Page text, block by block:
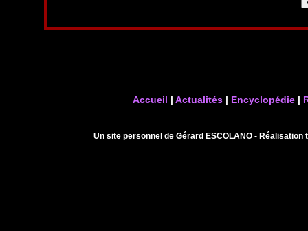
Accueil |Actualités | Encyclopédie |
Un site personnel de Gérard ESCOLANO -